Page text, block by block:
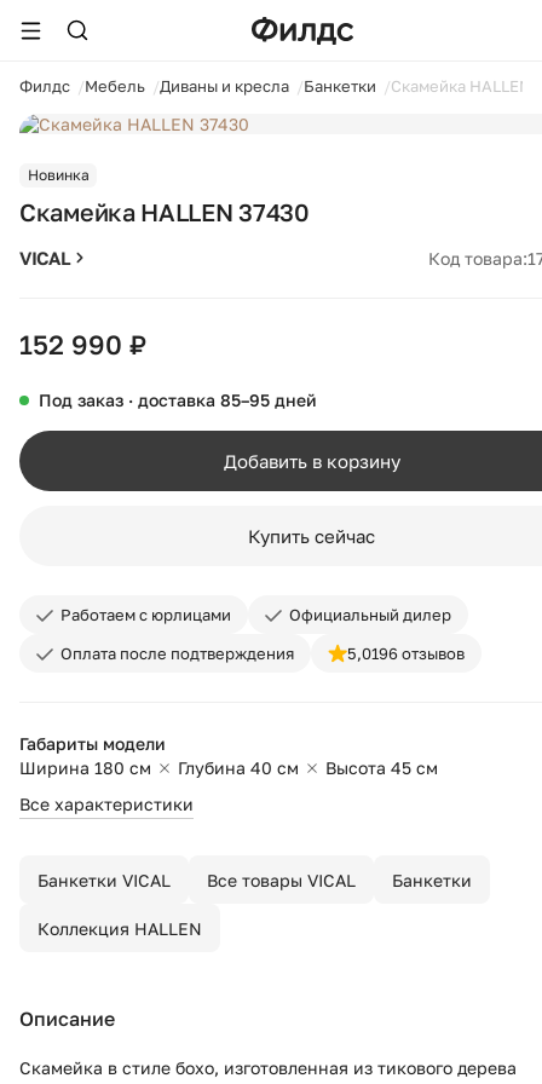
Филдс Мебель Диваны и кресла Банкетки Скамейка HALLEN
Новинка
Скамейка HALLEN 37430
VICAL Код товара:
152 990 ₽
Под заказ · доставка 85–95 дней
Добавить в корзину
Купить сейчас
Работаем с юрлицами
Официальный дилер
Оплата после подтверждения
5,0196 отзывов
Габариты модели
Ширина 180 см
Глубина 40 см
Высота 45 см
Все характеристики
Банкетки VICAL Все товары VICAL Банкетки
Коллекция HALLEN
Описание
Скамейка в стиле бохо, изготовленная из тикового дерева